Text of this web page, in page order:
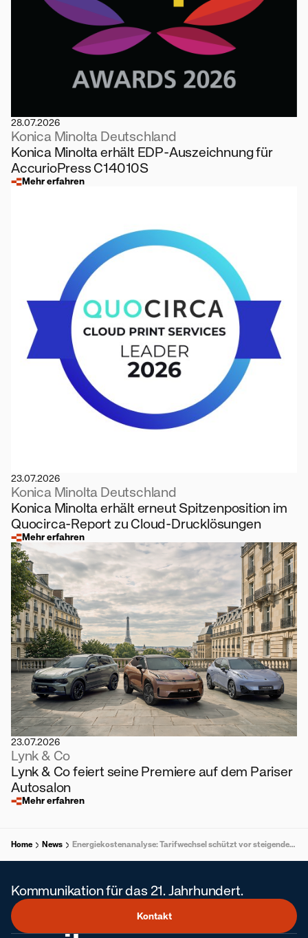
28.07.2026
Konica Minolta Deutschland
Konica Minolta erhält EDP-Auszeichnung für
AccurioPress C14010S
Mehr erfahren
23.07.2026
Konica Minolta Deutschland
Konica Minolta erhält erneut Spitzenposition im
Quocirca-Report zu Cloud-Drucklösungen
Mehr erfahren
23.07.2026
Lynk & Co
Lynk & Co feiert seine Premiere auf dem Pariser
Autosalon
Mehr erfahren
Home News Energiekostenanalyse: Tarifwechsel schützt vor steigender Inflation
Kommunikation für das 21. Jahrhundert.
Kontakt